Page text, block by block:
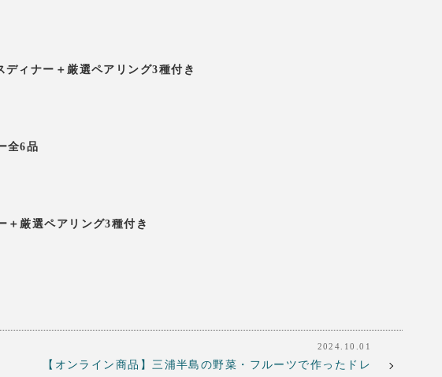
ィナー＋厳選ペアリング3種付き
全6品
厳選ペアリング3種付き
2024.10.01
【オンライン商品】三浦半島の野菜・フルーツで作ったドレ